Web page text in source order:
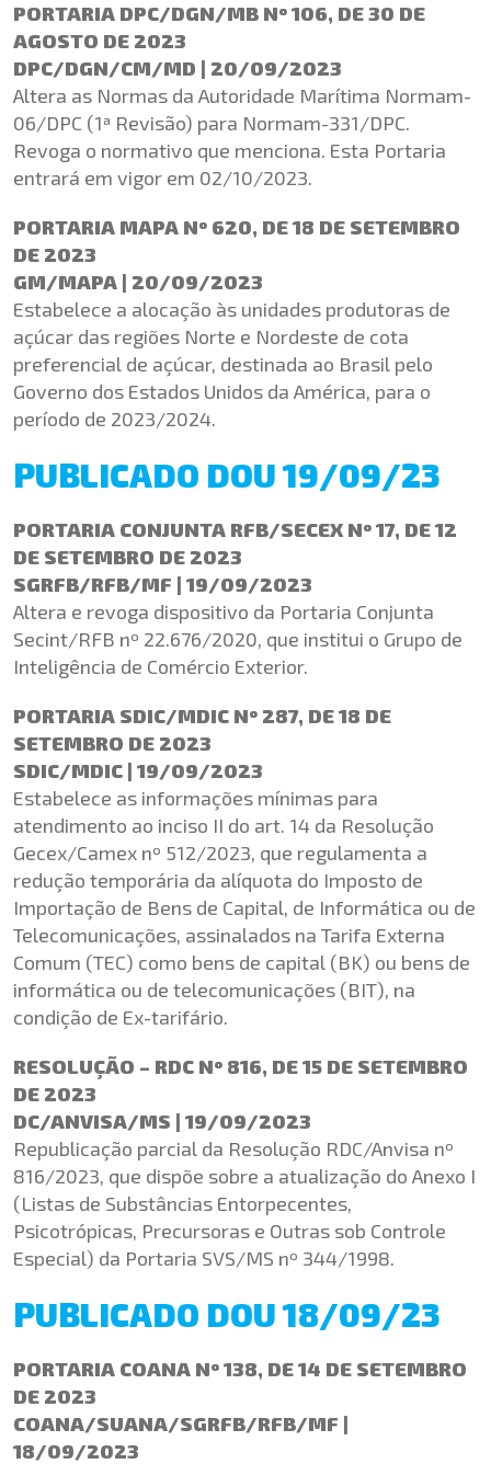
PORTARIA DPC/DGN/MB Nº 106, DE 30 DE
AGOSTO DE 2023
DPC/DGN/CM/MD | 20/09/2023
Altera as Normas da Autoridade Marítima Normam-
06/DPC (1ª Revisão) para Normam-331/DPC.
Revoga o normativo que menciona. Esta Portaria
entrará em vigor em 02/10/2023.
PORTARIA MAPA Nº 620, DE 18 DE SETEMBRO
DE 2023
GM/MAPA | 20/09/2023
Estabelece a alocação às unidades produtoras de
açúcar das regiões Norte e Nordeste de cota
preferencial de açúcar, destinada ao Brasil pelo
Governo dos Estados Unidos da América, para o
período de 2023/2024.
PUBLICADO DOU 19/09/23
PORTARIA CONJUNTA RFB/SECEX Nº 17, DE 12
DE SETEMBRO DE 2023
SGRFB/RFB/MF | 19/09/2023
Altera e revoga dispositivo da Portaria Conjunta
Secint/RFB nº 22.676/2020, que institui o Grupo de
Inteligência de Comércio Exterior.
PORTARIA SDIC/MDIC Nº 287, DE 18 DE
SETEMBRO DE 2023
SDIC/MDIC | 19/09/2023
Estabelece as informações mínimas para
atendimento ao inciso II do art. 14 da Resolução
Gecex/Camex nº 512/2023, que regulamenta a
redução temporária da alíquota do Imposto de
Importação de Bens de Capital, de Informática ou de
Telecomunicações, assinalados na Tarifa Externa
Comum (TEC) como bens de capital (BK) ou bens de
informática ou de telecomunicações (BIT), na
condição de Ex-tarifário.
RESOLUÇÃO – RDC Nº 816, DE 15 DE SETEMBRO
DE 2023
DC/ANVISA/MS | 19/09/2023
Republicação parcial da Resolução RDC/Anvisa nº
816/2023, que dispõe sobre a atualização do Anexo I
(Listas de Substâncias Entorpecentes,
Psicotrópicas, Precursoras e Outras sob Controle
Especial) da Portaria SVS/MS nº 344/1998.
PUBLICADO DOU 18/09/23
PORTARIA COANA Nº 138, DE 14 DE SETEMBRO
DE 2023
COANA/SUANA/SGRFB/RFB/MF |
18/09/2023